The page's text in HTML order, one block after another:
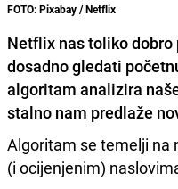
FOTO: Pixabay / Netflix
Netflix nas toliko dobro
dosadno gledati
algoritam analizira
stalno nam predlaže
Algoritam se temelji na
(i ocijenjenim)